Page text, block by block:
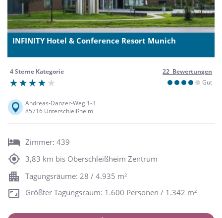
INFINITY Hotel & Conference Resort Munich
4 Sterne Kategorie
22 Bewertungen
Gut
Andreas-Danzer-Weg 1-3
85716 Unterschleißheim
Zimmer: 439
3,83 km bis Oberschleißheim Zentrum
Tagungsräume: 28 / 4.935 m²
Größter Tagungsraum: 1.600 Personen / 1.342 m²